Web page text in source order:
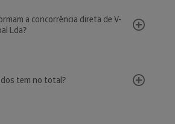
a concorrência direta de V-
Lda?
tem no total?